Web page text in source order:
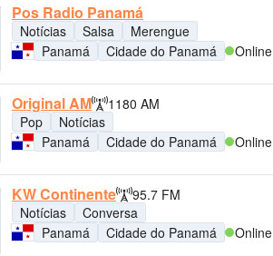
Pos Radio Panamá
Notícias Salsa
Merengue
Panamá
Cidade do Panamá Online
Original AM
1180 AM
Pop
Notícias
Panamá
Cidade do Panamá Online
KW Continente
95.7 FM
Notícias
Conversa
Panamá
Cidade do Panamá Online